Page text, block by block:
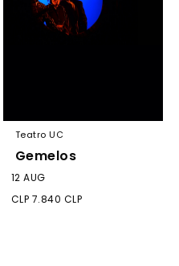
Teatro UC
Gemelos
12 AUG
CLP 7.840 CLP